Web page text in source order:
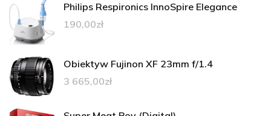
Philips Respironics InnoSpire Elegance
190,00zł
Obiektyw Fujinon XF 23mm f/1.4
3 665,00zł